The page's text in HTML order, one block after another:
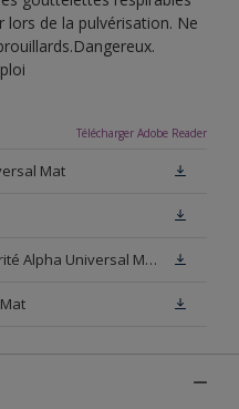
de la pulvérisation. Ne
Télécharger Adobe Reader
Mat
Fiche de données de sécurité Alpha Universal Mat Base W05